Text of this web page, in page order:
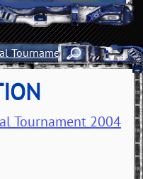
Tournament 2004»Карты
Tournament 2004